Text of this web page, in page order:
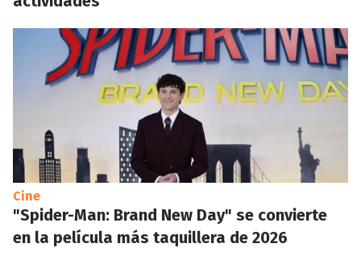
Cine
"Spider-Man: Brand New Day" se convierte
en la película más taquillera de 2026